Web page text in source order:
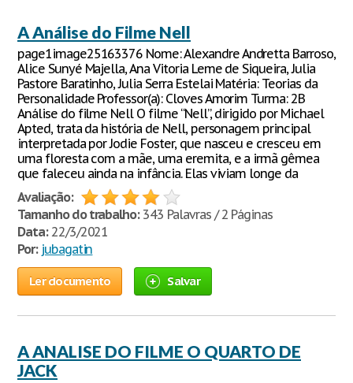
A Análise do Filme Nell
page1image25163376 Nome: Alexandre Andretta Barroso,
Alice Sunyé Majella, Ana Vitoria Leme de Siqueira, Julia
Pastore Baratinho, Julia Serra Estelai Matéria: Teorias da
Personalidade Professor(a): Cloves Amorim Turma: 2B
Análise do filme Nell O filme “Nell”, dirigido por Michael
Apted, trata da história de Nell, personagem principal
interpretada por Jodie Foster, que nasceu e cresceu em
uma floresta com a mãe, uma eremita, e a irmã gêmea
que faleceu ainda na infância. Elas viviam longe da
Avaliação:
Tamanho do trabalho:343 Palavras / 2 Páginas
Data:22/3/2021
Por: jubagatin
Ler documento Salvar
A ANALISE DO FILME O QUARTO DE
JACK